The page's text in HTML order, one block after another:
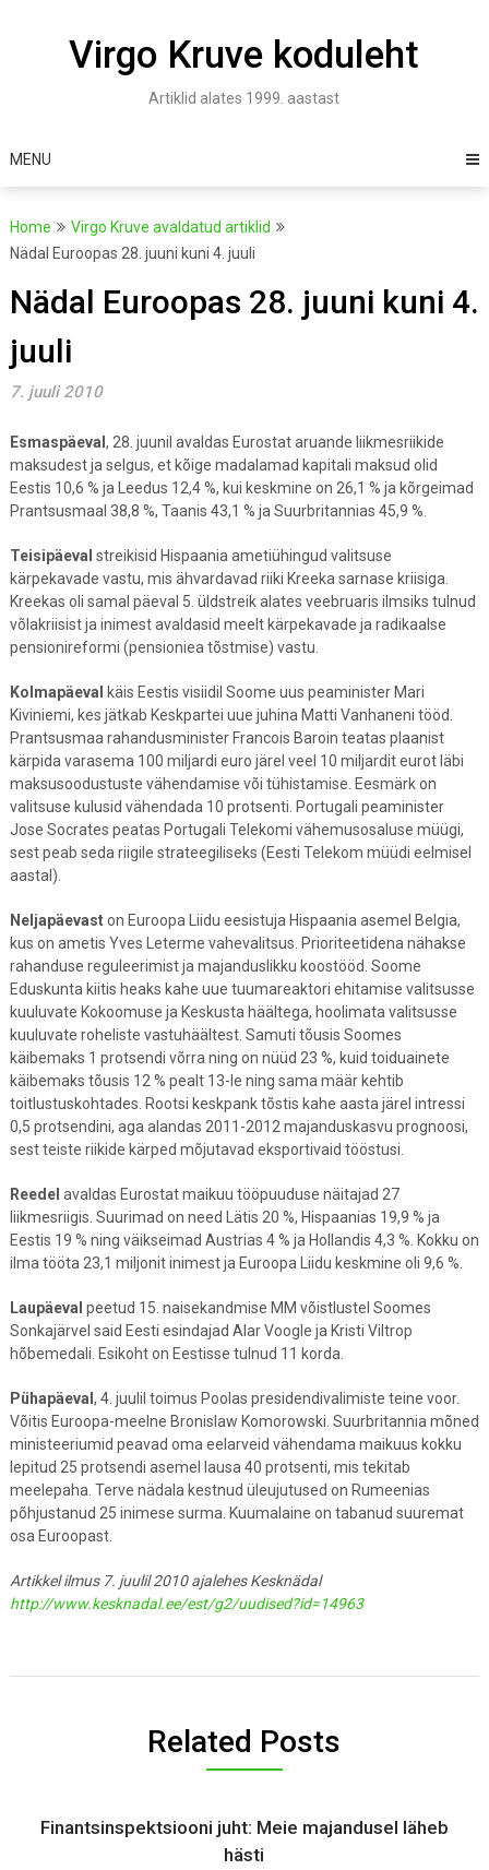
Virgo Kruve koduleht
Artiklid alates 1999. aastast
MENU
Home
Virgo Kruve avaldatud artiklid
Nädal Euroopas 28. juuni kuni 4. juuli
Nädal Euroopas 28. juuni kuni 4.
juuli
7. juuli 2010
Esmaspäeval , 28. juunil avaldas Eurostat aruande liikmesriikide
maksudest ja selgus, et kõige madalamad kapitali maksud olid
Eestis 10,6 % ja Leedus 12,4 %, kui keskmine on 26,1 % ja kõrgeimad
Prantsusmaal 38,8 %, Taanis 43,1 % ja Suurbritannias 45,9 %.
Teisipäeval streikisid Hispaania ametiühingud valitsuse
kärpekavade vastu, mis ähvardavad riiki Kreeka sarnase kriisiga.
Kreekas oli samal päeval 5. üldstreik alates veebruaris ilmsiks tulnud
võlakriisist ja inimest avaldasid meelt kärpekavade ja radikaalse
pensionireformi (pensioniea tõstmise) vastu.
Kolmapäeval
käis Eestis visiidil Soome uus peaminister Mari
Kiviniemi, kes jätkab Keskpartei uue juhina Matti Vanhaneni tööd.
Prantsusmaa rahandusminister Francois Baroin teatas plaanist
kärpida varasema 100 miljardi euro järel veel 10 miljardit eurot läbi
maksusoodustuste vähendamise või tühistamise. Eesmärk on
valitsuse kulusid vähendada 10 protsenti. Portugali peaminister
Jose Socrates peatas Portugali Telekomi vähemusosaluse müügi,
sest peab seda riigile strateegiliseks (Eesti Telekom müüdi eelmisel
aastal).
Neljapäevaston Euroopa Liidu eesistuja Hispaania asemel Belgia,
kus on ametis Yves Leterme vahevalitsus. Prioriteetidena nähakse
rahanduse reguleerimist ja majanduslikku koostööd. Soome
Eduskunta kiitis heaks kahe uue tuumareaktori ehitamise valitsusse
kuuluvate Kokoomuse ja Keskusta häältega, hoolimata valitsusse
kuuluvate roheliste vastuhäältest. Samuti tõusis Soomes
käibemaks 1 protsendi võrra ning on nüüd 23 %, kuid toiduainete
käibemaks tõusis 12 % pealt 13-le ning sama määr kehtib
toitlustuskohtades. Rootsi keskpank tõstis kahe aasta järel intressi
0,5 protsendini, aga alandas 2011-2012 majanduskasvu prognoosi,
sest teiste riikide kärped mõjutavad eksportivaid tööstusi.
Reedel avaldas Eurostat maikuu tööpuuduse näitajad 27
liikmesriigis. Suurimad on need Lätis 20 %, Hispaanias 19,9 % ja
Eestis 19 % ning väikseimad Austrias 4 % ja Hollandis 4,3 %. Kokku on
ilma tööta 23,1 miljonit inimest ja Euroopa Liidu keskmine oli 9,6 %.
Laupäeval peetud 15. naisekandmise MM võistlustel Soomes
Sonkajärvel said Eesti esindajad Alar Voogle ja Kristi Viltrop
hõbemedali. Esikoht on Eestisse tulnud 11 korda.
Pühapäeval , 4. juulil toimus Poolas presidendivalimiste teine voor.
Võitis Euroopa-meelne Bronislaw Komorowski. Suurbritannia mõned
ministeeriumid peavad oma eelarveid vähendama maikuus kokku
lepitud 25 protsendi asemel lausa 40 protsenti, mis tekitab
meelepaha. Terve nädala kestnud üleujutused on Rumeenias
põhjustanud 25 inimese surma. Kuumalaine on tabanud suuremat
osa Euroopast.
Artikkel ilmus 7. juulil 2010 ajalehes Kesknädal
http://www.kesknadal.ee/est/g2/uudised?id=14963
Related Posts
Finantsinspektsiooni juht: Meie majandusel läheb
hästi